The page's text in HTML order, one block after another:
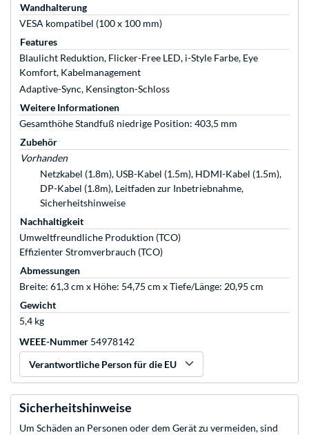
Wandhalterung
VESA kompatibel (100 x 100 mm)
Features
Blaulicht Reduktion, Flicker-Free LED, i-Style Farbe, Eye
Komfort, Kabelmanagement
Adaptive-Sync, Kensington-Schloss
Weitere Informationen
Gesamthöhe Standfuß niedrige Position: 403,5 mm
Zubehör
Vorhanden
Netzkabel (1.8m), USB-Kabel (1.5m), HDMI-Kabel (1.5m),
DP-Kabel (1.8m), Leitfaden zur Inbetriebnahme,
Sicherheitshinweise
Nachhaltigkeit
Umweltfreundliche Produktion (TCO)
Effizienter Stromverbrauch (TCO)
Abmessungen
Breite: 61,3 cm x Höhe: 54,75 cm x Tiefe/Länge: 20,95 cm
Gewicht
5,4 kg
WEEE-Nummer 54978142
Verantwortliche Person für die EU
Sicherheitshinweise
Um Schäden an Personen oder dem Gerät zu vermeiden, sind